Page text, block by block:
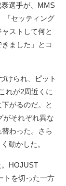
選手が、MMS
「セッティング
ストして何と
ました」とコ
けられ、ピット
れが2周近くに
がるのだ。と
がそれぞれ異な
わった。さら
動かした。
HOJUST
トを切った一方